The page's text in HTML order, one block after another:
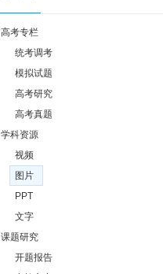
高考专栏
统考调考
模拟试题
高考研究
高考真题
学科资源
视频
图片
PPT
文字
课题研究
开题报告